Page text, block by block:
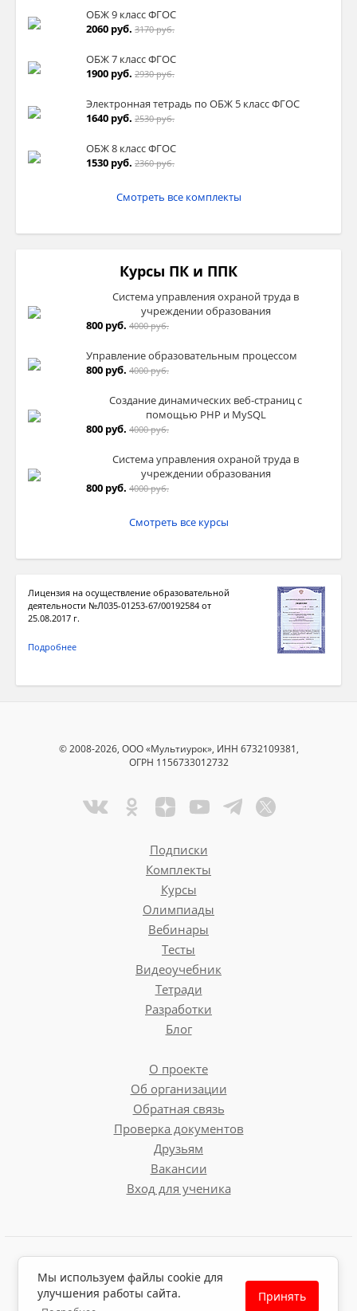
ОБЖ 9 класс ФГОС
2060 руб. 3170 руб.
ОБЖ 7 класс ФГОС
1900 руб. 2930 руб.
Электронная тетрадь по ОБЖ 5 класс ФГОС
1640 руб. 2530 руб.
ОБЖ 8 класс ФГОС
1530 руб. 2360 руб.
Смотреть все комплекты
Курсы ПК и ППК
Система управления охраной труда в
учреждении образования
800 руб. 4000 руб.
Управление образовательным процессом
800 руб. 4000 руб.
Создание динамических веб-страниц с
помощью PHP и MySQL
800 руб. 4000 руб.
Система управления охраной труда в
учреждении образования
800 руб. 4000 руб.
Смотреть все курсы
Лицензия на осуществление образовательной
деятельности №Л035-01253-67/00192584 от
25.08.2017 г.
Подробнее
© 2008-2026, ООО «Мультиурок», ИНН 6732109381,
ОГРН 1156733012732
Подписки
Комплекты
Курсы
Олимпиады
Вебинары
Тесты
Видеоучебник
Тетради
Разработки
Блог
О проекте
Об организации
Обратная связь
Проверка документов
Друзьям
Вакансии
Вход для ученика
Политика обработки персональных данных
Политика использования файлов cookie
Мы используем файлы cookie для
улучшения работы сайта.
Принять